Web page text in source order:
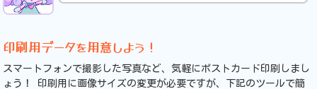
印刷用データを用意しよう！
スマートフォンで撮影した写真など、気軽にポストカード印刷しまし
ょう！ 印刷用に画像サイズの変更が必要ですが、下記のツールで簡